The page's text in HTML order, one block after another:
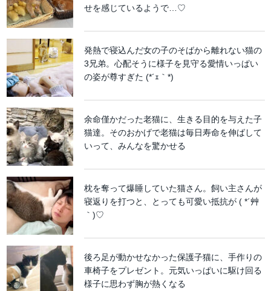
せを感じているようで…♡
発熱で寝込んだ女の子のそばから離れない猫の
3兄弟。心配そうに様子を見守る愛情いっぱい
の姿が尊すぎた (*´ｪ｀*)
余命僅かだった老猫に、生きる目的を与えた子
猫達。そのおかげで老猫は毎日寿命を伸ばして
いって、みんなを驚かせる
枕を奪って爆睡していた猫さん。飼い主さんが
寝返りを打つと、とっても可愛い抵抗が ( *´艸
｀)♡
後ろ足が動かせなかった保護子猫に、手作りの
車椅子をプレゼント。元気いっぱいに駆け回る
様子に思わず胸が熱くなる